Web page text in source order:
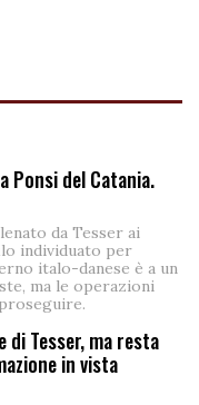
Ponsi del Catania.
da Tesser ai
individuato per
italo-danese è a un
ma le operazioni
di Tesser, ma resta
in vista